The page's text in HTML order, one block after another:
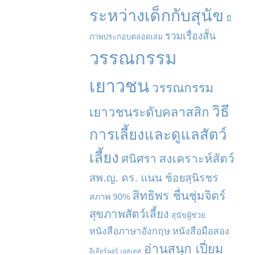
ระหว่างเด็กกับสุนัข มี
ภาพประกอบตลอดเล่ม รวมเรื่องสั้น
วรรณกรรม
เยาวชน วรรณกรรม
เยาวชนระดับคลาสสิก วิธี
การเลี้ยงและดูแลสัตว์
เลี้ยง ศนิศรา สงเคราะห์สัตว์
สพ.ญ. ดร. แนน ช้อยสุนิรชร
สภาพ 90% สิทธิพร ชื่นชุ่มจิตร์
สุขภาพสัตว์เลี้ยง สุนัขผู้ช่วย
หนังสือภาษาอังกฤษ หนังสือมือสอง
อีเลียร์นอร์ เอสเตส อ่านสนุก เปี่ยม